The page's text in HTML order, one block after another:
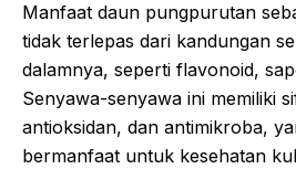
Manfaat daun pungpurutan
tidak terlepas dari kandungan
dalamnya, seperti flavonoid,
Senyawa-senyawa ini memiliki
antioksidan, dan antimikroba,
bermanfaat untuk kesehatan